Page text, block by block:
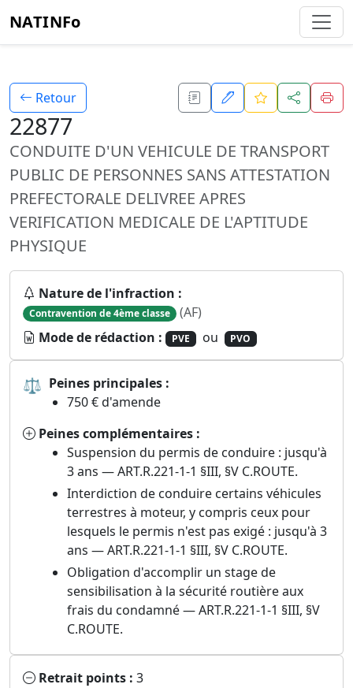
NATINFo
Retour
22877
CONDUITE D'UN VEHICULE DE TRANSPORT
PUBLIC DE PERSONNES SANS ATTESTATION
PREFECTORALE DELIVREE APRES
VERIFICATION MEDICALE DE L'APTITUDE
PHYSIQUE
Nature de l'infraction :
Contravention de 4ème classe (AF)
Mode de rédaction :
PVE ou PVO
⚖ Peines principales :
750 € d'amende
Peines complémentaires :
Suspension du permis de conduire : jusqu'à
3 ans — ART.R.221-1-1 §III, §V C.ROUTE.
Interdiction de conduire certains véhicules
terrestres à moteur, y compris ceux pour
lesquels le permis n'est pas exigé : jusqu'à 3
ans — ART.R.221-1-1 §III, §V C.ROUTE.
Obligation d'accomplir un stage de
sensibilisation à la sécurité routière aux
frais du condamné — ART.R.221-1-1 §III, §V
C.ROUTE.
Retrait points : 3